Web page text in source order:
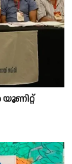
യൂണിറ്റ്